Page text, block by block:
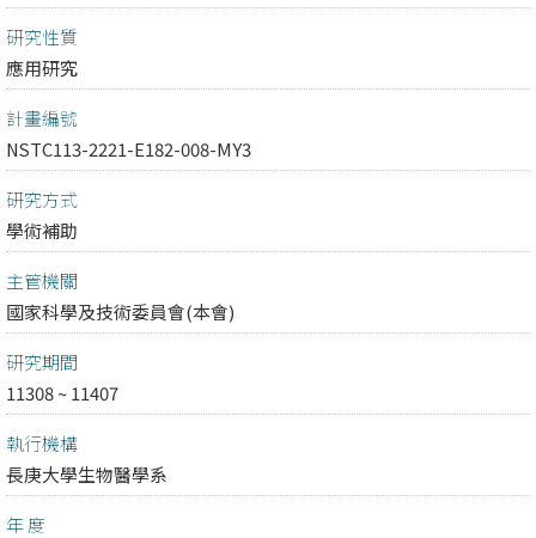
研究性質
應用研究
計畫編號
NSTC113-2221-E182-008-MY3
研究方式
學術補助
主管機關
國家科學及技術委員會(本會)
研究期間
11308 ~ 11407
執行機構
長庚大學生物醫學系
年 度